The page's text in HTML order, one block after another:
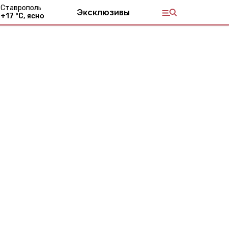
Ставрополь
+17 °С, ясно Эксклюзивы